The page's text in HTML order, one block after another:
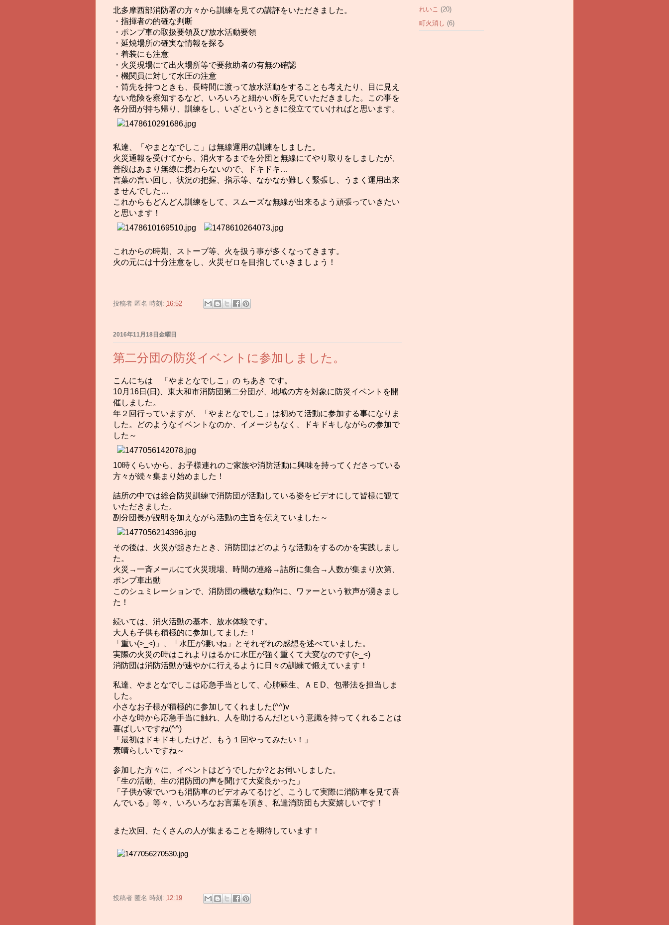
北多摩西部消防署の方々から訓練を見ての講評をいただきました。
・指揮者の的確な判断
・ポンプ車の取扱要領及び放水活動要領
・延焼場所の確実な情報を探る
・着装にも注意
・火災現場にて出火場所等で要救助者の有無の確認
・機関員に対して水圧の注意
・筒先を持つときも、長時間に渡って放水活動をすることも考えたり、目に見え
ない危険を察知するなど、いろいろと細かい所を見ていただきました。この事を
各分団が持ち帰り、訓練をし、いざというときに役立てていければと思います。
私達、「やまとなでしこ」は無線運用の訓練をしました。
火災通報を受けてから、消火するまでを分団と無線にてやり取りをしましたが、
普段はあまり無線に携わらないので、ドキドキ…
言葉の言い回し、状況の把握、指示等、なかなか難しく緊張し、うまく運用出来
ませんでした…
これからもどんどん訓練をして、スムーズな無線が出来るよう頑張っていきたい
と思います！
これからの時期、ストーブ等、火を扱う事が多くなってきます。
火の元には十分注意をし、火災ゼロを目指していきましょう！
投稿者 匿名 時刻: 16:52
2016年11月18日金曜日
第二分団の防災イベントに参加しました。
こんにちは 「やまとなでしこ」の ちあき です。
10月16日(日)、東大和市消防団第二分団が、地域の方を対象に防災イベントを開
催しました。
年２回行っていますが、「やまとなでしこ」は初めて活動に参加する事になりま
した。どのようなイベントなのか、イメージもなく、ドキドキしながらの参加で
した～
10時くらいから、お子様連れのご家族や消防活動に興味を持ってくださっている
方々が続々集まり始めました！
詰所の中では総合防災訓練で消防団が活動している姿をビデオにして皆様に観て
いただきました。
副分団長が説明を加えながら活動の主旨を伝えていました～
その後は、火災が起きたとき、消防団はどのような活動をするのかを実践しまし
た。
火災→一斉メールにて火災現場、時間の連絡→詰所に集合→人数が集まり次第、
ポンプ車出動
このシュミレーションで、消防団の機敏な動作に、ワァーという歓声が湧きまし
た！
続いては、消火活動の基本、放水体験です。
大人も子供も積極的に参加してました！
「重い(>_<)」、「水圧が凄いね」とそれぞれの感想を述べていました。
実際の火災の時はこれよりはるかに水圧が強く重くて大変なのです(>_<)
消防団は消防活動が速やかに行えるように日々の訓練で鍛えています！
私達、やまとなでしこは応急手当として、心肺蘇生、ＡＥD、包帯法を担当しま
した。
小さなお子様が積極的に参加してくれました(^^)v
小さな時から応急手当に触れ、人を助けるんだ!という意識を持ってくれることは
喜ばしいですね(^^)
「最初はドキドキしたけど、もう１回やってみたい！」
素晴らしいですね～
参加した方々に、イベントはどうでしたか?とお伺いしました。
「生の活動、生の消防団の声を聞けて大変良かった」
「子供が家でいつも消防車のビデオみてるけど、こうして実際に消防車を見て喜
んでいる」等々、いろいろなお言葉を頂き、私達消防団も大変嬉しいです！
また次回、たくさんの人が集まることを期待しています！
投稿者 匿名 時刻: 12:19
れいこ (20)
町火消し (6)